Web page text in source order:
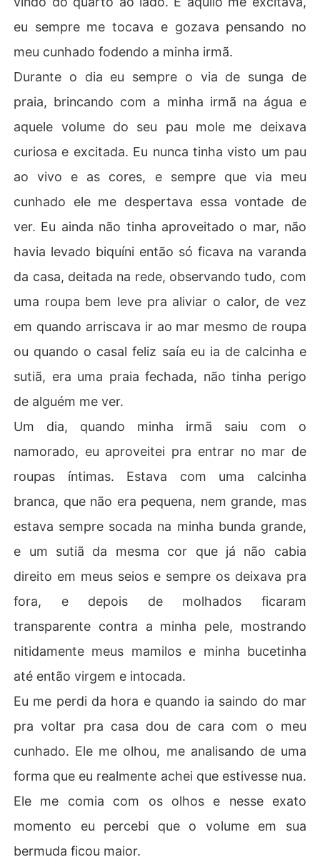
eu sempre me tocava e gozava pensando no
meu cunhado fodendo a minha irmã.
Durante o dia eu sempre o via de sunga de
praia, brincando com a minha irmã na água e
aquele volume do seu pau mole me deixava
curiosa e excitada. Eu nunca tinha visto um pau
ao vivo e as cores, e sempre que via meu
cunhado ele me despertava essa vontade de
ver. Eu ainda não tinha aproveitado o mar, não
havia levado biquí­ni então só ficava na varanda
da casa, deitada na rede, observando tudo, com
uma roupa bem leve pra aliviar o calor, de vez
em quando arriscava ir ao mar mesmo de roupa
ou quando o casal feliz saí­a eu ia de calcinha e
sutiã, era uma praia fechada, não tinha perigo
de alguém me ver.
Um dia, quando minha irmã saiu com o
namorado, eu aproveitei pra entrar no mar de
roupas í­ntimas. Estava com uma calcinha
branca, que não era pequena, nem grande, mas
estava sempre socada na minha bunda grande,
e um sutiã da mesma cor que já não cabia
direito em meus seios e sempre os deixava pra
fora, e depois de molhados ficaram
transparente contra a minha pele, mostrando
nitidamente meus mamilos e minha bucetinha
até então virgem e intocada.
Eu me perdi da hora e quando ia saindo do mar
pra voltar pra casa dou de cara com o meu
cunhado. Ele me olhou, me analisando de uma
forma que eu realmente achei que estivesse nua.
Ele me comia com os olhos e nesse exato
momento eu percebi que o volume em sua
bermuda ficou maior.